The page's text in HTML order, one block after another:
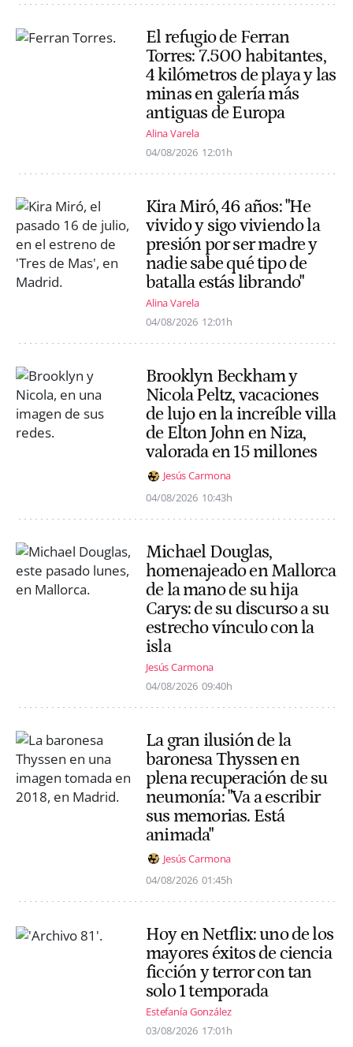
El refugio de Ferran
Torres: 7.500 habitantes,
4 kilómetros de playa y las
minas en galería más
antiguas de Europa
Alina Varela
04/08/2026 12:01h
Kira Miró, 46 años: "He
vivido y sigo viviendo la
presión por ser madre y
nadie sabe qué tipo de
batalla estás librando"
Alina Varela
04/08/2026 12:01h
Brooklyn Beckham y
Nicola Peltz, vacaciones
de lujo en la increíble villa
de Elton John en Niza,
valorada en 15 millones
Jesús Carmona
04/08/2026 10:43h
Michael Douglas,
homenajeado en Mallorca
de la mano de su hija
Carys: de su discurso a su
estrecho vínculo con la
isla
Jesús Carmona
04/08/2026 09:40h
La gran ilusión de la
baronesa Thyssen en
plena recuperación de su
neumonía: "Va a escribir
sus memorias. Está
animada"
Jesús Carmona
04/08/2026 01:45h
Hoy en Netflix: uno de los
mayores éxitos de ciencia
ficción y terror con tan
solo 1 temporada
Estefanía González
03/08/2026 17:01h